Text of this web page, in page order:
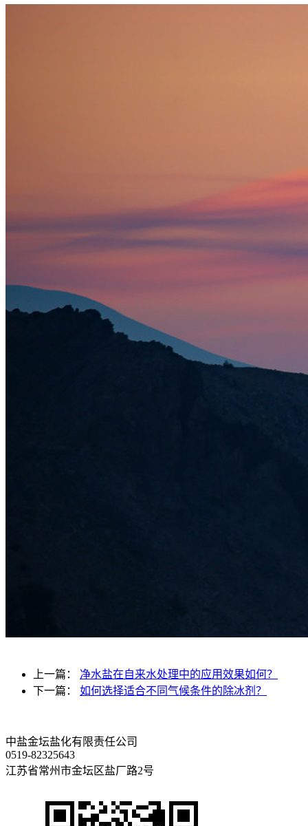
上一篇： 净水盐在自来水处理中的应用效果如何？
下一篇： 如何选择适合不同气候条件的除冰剂？
中盐金坛盐化有限责任公司
0519-82325643
江苏省常州市金坛区盐厂路2号